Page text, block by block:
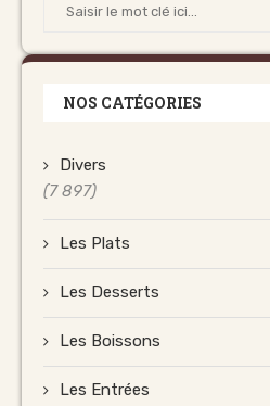
NOS CATÉGORIES
Divers
(7 897)
Les Plats
Les Desserts
Les Boissons
Les Entrées